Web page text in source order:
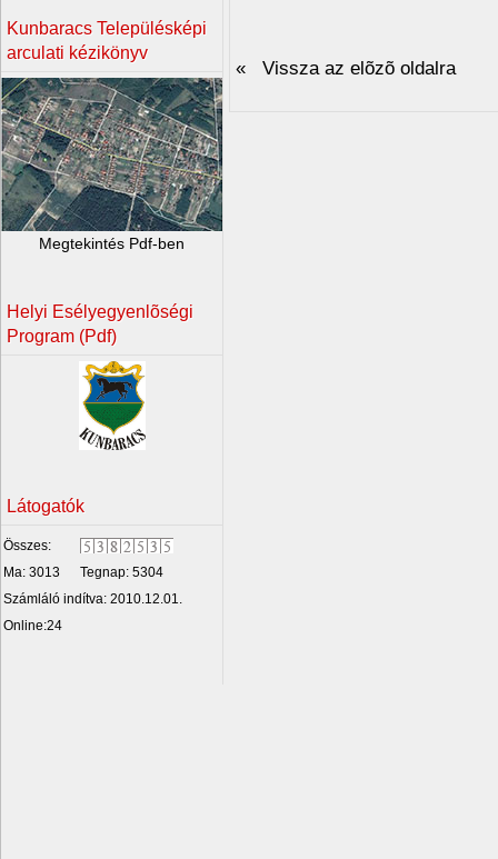
Kunbaracs Településképi
arculati kézikönyv
Megtekintés Pdf-ben
Helyi Esélyegyenlõségi
Program (Pdf)
Látogatók
Összes:
Ma: 3013
Tegnap: 5304
Számláló indítva: 2010.12.01.
Online:24
« Vissza az elõzõ oldalra